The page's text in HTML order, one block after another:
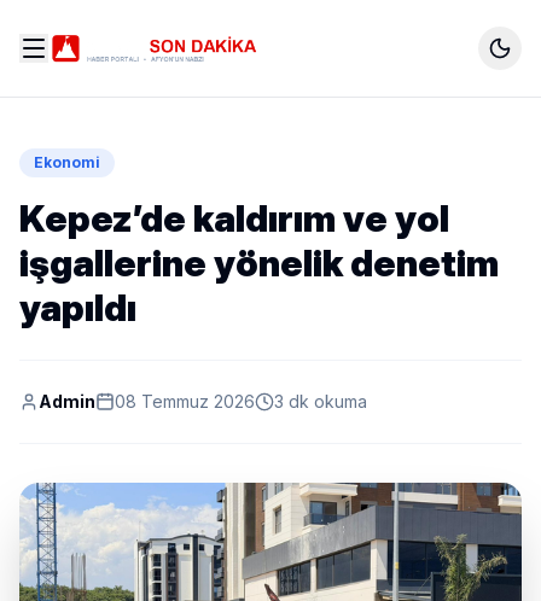
Ekonomi
Kepez’de kaldırım ve yol
işgallerine yönelik denetim
yapıldı
Admin 08 Temmuz 2026 3 dk okuma